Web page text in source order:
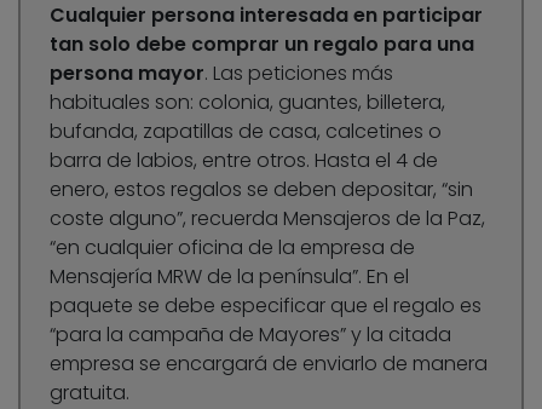
Cualquier persona interesada en participar
tan solo debe comprar un regalo para una
persona mayor. Las peticiones más
habituales son: colonia, guantes, billetera,
bufanda, zapatillas de casa, calcetines o
barra de labios, entre otros. Hasta el 4 de
enero, estos regalos se deben depositar, “sin
coste alguno”, recuerda Mensajeros de la Paz,
“en cualquier oficina de la empresa de
Mensajería MRW de la península”. En el
paquete se debe especificar que el regalo es
“para la campaña de Mayores” y la citada
empresa se encargará de enviarlo de manera
gratuita.